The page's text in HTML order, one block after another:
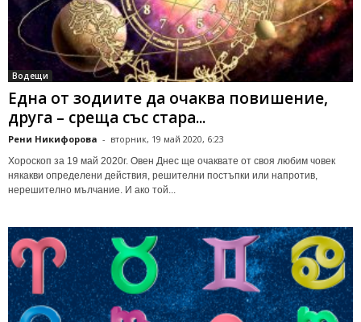
Водещи
Една от зодиите да очаква повишение,
друга – среща със стара...
Рени Никифорова - вторник, 19 май 2020, 6:23
Хороскоп за 19 май 2020г. Овен Днес ще очаквате от своя любим човек
някакви определени действия, решителни постъпки или напротив,
нерешително мълчание. И ако той...